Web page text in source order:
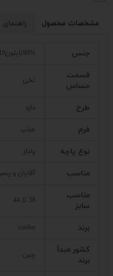
مشخصات محصول راهنمای
جنس 90%نایلون10%الاستیک
قسمت
حساس
نخی
طرح دارد
فرم جذب
نوع پاچه پادار
مناسب آقایان و
مناسب
سایز
38 تا 44
برند coolse
کشور مبدأ
برند
چین